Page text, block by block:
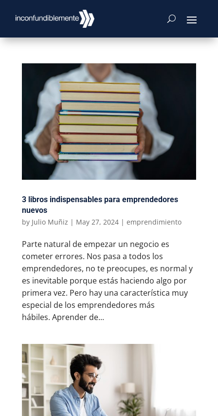
3 libros indispensables para emprendedores
nuevos
by Julio Muñiz | May 27, 2024| emprendimiento
Parte natural de empezar un negocio es
cometer errores. Nos pasa a todos los
emprendedores, no te preocupes, es normal y
es inevitable porque estás haciendo algo por
primera vez. Pero hay una característica muy
especial de los emprendedores más
hábiles. Aprender de...